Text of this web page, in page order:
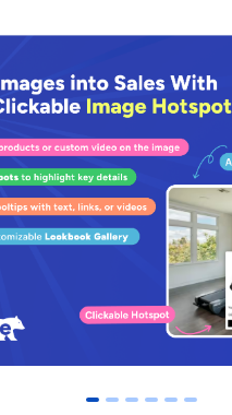
0 1 2 3 4 5